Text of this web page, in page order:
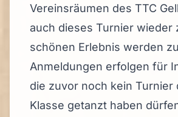
Vereinsräumen des TTC
auch dieses Turnier wieder
schönen Erlebnis werden
Anmeldungen erfolgen für
die zuvor noch kein Turnier
Klasse getanzt haben